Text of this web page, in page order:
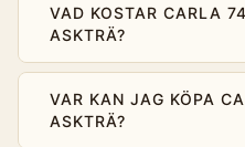
VAD KOSTAR CARLA
ASKTRÄ?
VAR KAN JAG KÖPA
ASKTRÄ?